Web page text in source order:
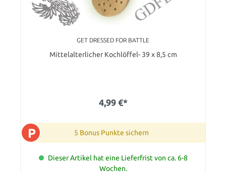
GET DRESSED FOR BATTLE
Mittelalterlicher Kochlöffel- 39 x 8,5 cm
4,99 €*
P 5 Bonus Punkte sichern
Dieser Artikel hat eine Lieferfrist von ca. 6-8
Wochen.